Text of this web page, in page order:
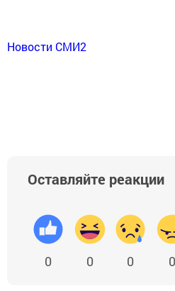
Новости СМИ2
Оставляйте реакции
0 0 0 0